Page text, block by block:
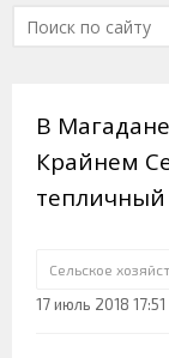
В
Крайнем
Сельское
17 июль 2018 17:51